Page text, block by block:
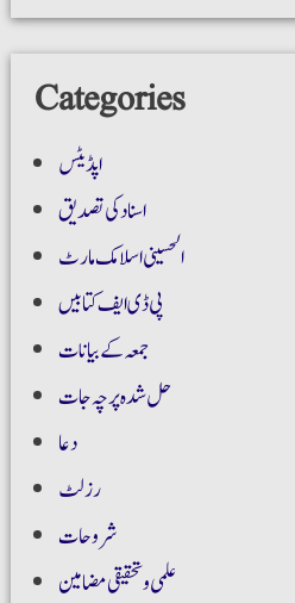
Categories
اپڈیٹس
اسناد کی تصدیق
الحسینی اسلامک مارٹ
پی ڈی ایف کتابیں
جمعہ کے بیانات
حل شدہ پرچہ جات
دعا
رزلٹ
شروحات
علمی و تحقیقی مضامین